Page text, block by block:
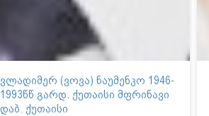
ვლადიმერ (ვოვა) ნაუმენკო 1946-
1993წწ გარდ. ქუთაისი მფრინავი
დაბ. ქუთაისი